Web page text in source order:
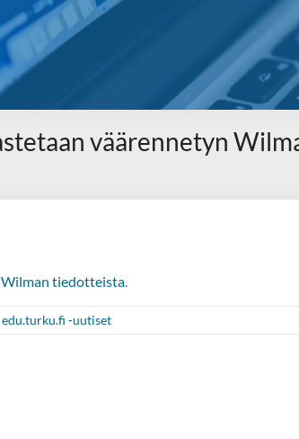
väärennetyn
tiedotteista.
edu.turku.fi -uutiset